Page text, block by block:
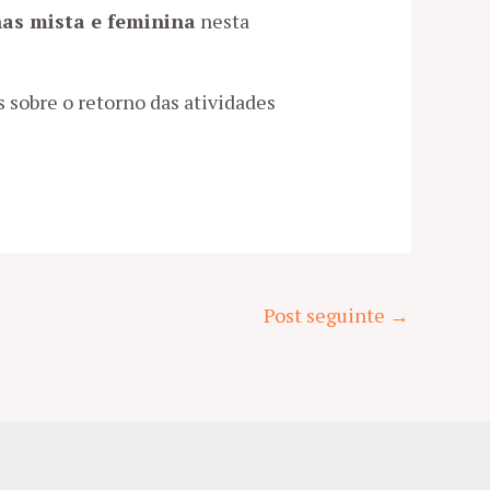
mista e feminina nesta
o retorno das atividades
Post seguinte →